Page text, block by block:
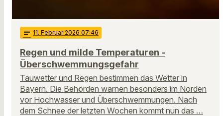
notes 11. Februar 2026 07:46
Regen und milde Temperaturen -
Überschwemmungsgefahr
Tauwetter und Regen bestimmen das Wetter in
Bayern. Die Behörden warnen besonders im Norden
vor Hochwasser und Überschwemmungen. Nach
dem Schnee der letzten Wochen kommt nun das …